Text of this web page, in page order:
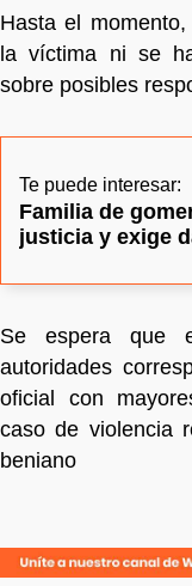
Hasta el
la víctima ni se
sobre posibles
Te puede interesar:
Familia de
justicia y exige
Se espera que
autoridades
oficial con
caso de violencia
beniano